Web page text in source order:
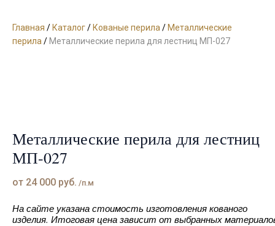
Главная /Каталог/Кованые перила /Металлические
перила /Металлические перила для лестниц МП-027
Металлические перила для лестниц
МП-027
от 24 000 руб. /п.м
На сайте указана стоимость изготовления кованого
изделия. Итоговая цена зависит от выбранных